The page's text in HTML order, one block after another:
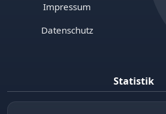
Impressum
Datenschutz
Statistik